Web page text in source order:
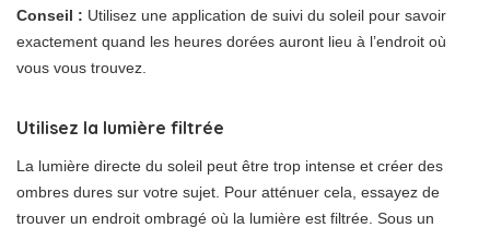
Conseil : Utilisez une application de suivi du soleil pour savoir
exactement quand les heures dorées auront lieu à l’endroit où
vous vous trouvez.
Utilisez la lumière filtrée
La lumière directe du soleil peut être trop intense et créer des
ombres dures sur votre sujet. Pour atténuer cela, essayez de
trouver un endroit ombragé où la lumière est filtrée. Sous un